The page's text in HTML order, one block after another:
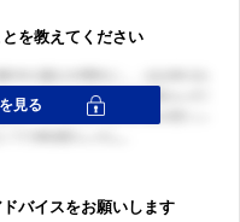
を教えてください
バイスをお願いします